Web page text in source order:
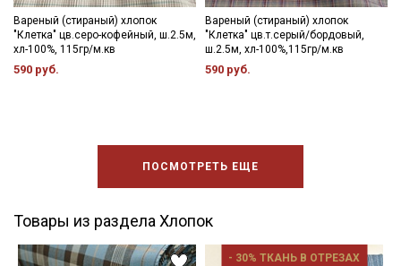
Вареный (стираный) хлопок
"Клетка" цв.серо-кофейный, ш.2.5м,
хл-100%, 115гр/м.кв
590 руб.
Вареный (стираный) хлопок
"Клетка" цв.т.серый/бордовый,
ш.2.5м, хл-100%,115гр/м.кв
590 руб.
ПОСМОТРЕТЬ ЕЩЕ
Товары из раздела Хлопок
- 30% ТКАНЬ В ОТРЕЗАХ